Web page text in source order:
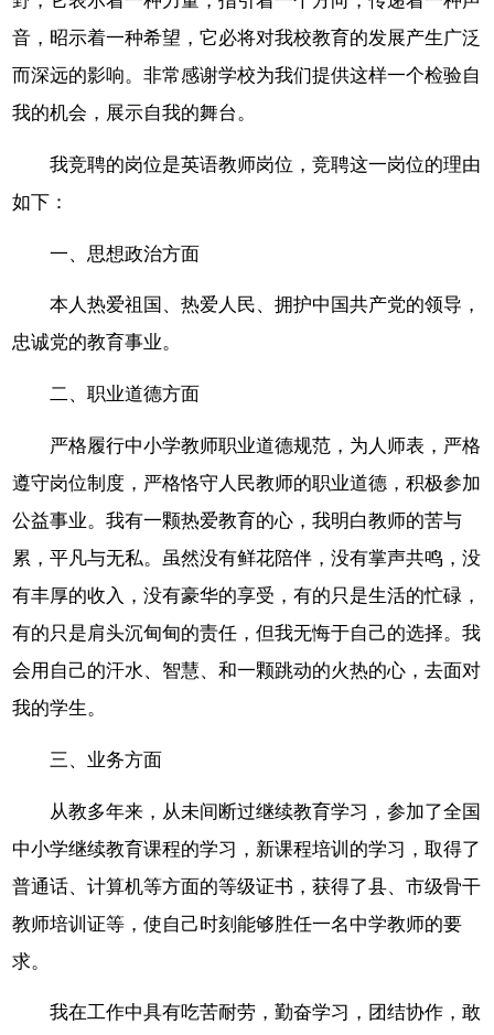
音，昭示着一种希望，它必将对我校教育的发展产生广泛
而深远的影响。非常感谢学校为我们提供这样一个检验自
我的机会，展示自我的舞台。
我竞聘的岗位是英语教师岗位，竞聘这一岗位的理由
如下：
一、思想政治方面
本人热爱祖国、热爱人民、拥护中国共产党的领导，
忠诚党的教育事业。
二、职业道德方面
严格履行中小学教师职业道德规范，为人师表，严格
遵守岗位制度，严格恪守人民教师的职业道德，积极参加
公益事业。我有一颗热爱教育的心，我明白教师的苦与
累，平凡与无私。虽然没有鲜花陪伴，没有掌声共鸣，没
有丰厚的收入，没有豪华的享受，有的只是生活的忙碌，
有的只是肩头沉甸甸的责任，但我无悔于自己的选择。我
会用自己的汗水、智慧、和一颗跳动的火热的心，去面对
我的学生。
三、业务方面
从教多年来，从未间断过继续教育学习，参加了全国
中小学继续教育课程的学习，新课程培训的学习，取得了
普通话、计算机等方面的等级证书，获得了县、市级骨干
教师培训证等，使自己时刻能够胜任一名中学教师的要
求。
我在工作中具有吃苦耐劳，勤奋学习，团结协作，敢